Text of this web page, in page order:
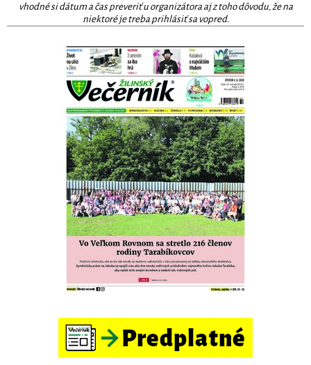
vhodné si dátum a čas preveriť u organizátora aj z toho dôvodu, že na
niektoré je treba prihlásiť sa vopred.